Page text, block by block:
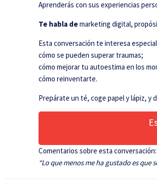
Aprenderás con sus experiencias
Te habla demarketing digital,
Esta conversación te interesa
cómo se pueden superar traumas;
cómo mejorar tu autoestima en los
cómo reinventarte.
Prepárate un té, coge papel y lápiz, y
Comentarios sobre esta conversación:
“Lo que menos me ha gustado es que